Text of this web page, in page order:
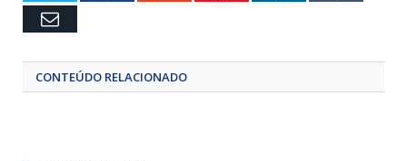
Email
CONTEÚDO RELACIONADO